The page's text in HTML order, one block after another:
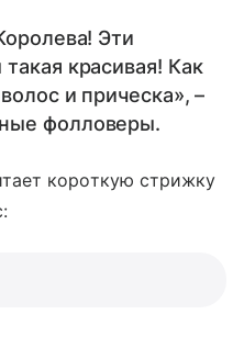
Эти
красивая! Как
и прическа», –
фолловеры.
короткую стрижку